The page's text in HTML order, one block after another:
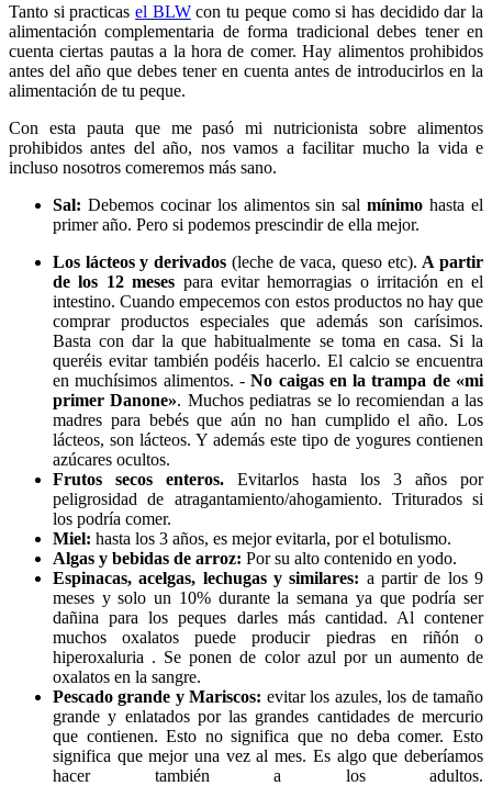
Tanto si practicasel BLWcon tu peque como si has decidido dar la
alimentación complementaria de forma tradicional debes tener en
cuenta ciertas pautas a la hora de comer. Hay alimentos prohibidos
antes del año que debes tener en cuenta antes de introducirlos en la
alimentación de tu peque.
Con esta pauta que me pasó mi nutricionista sobre alimentos
prohibidos antes del año, nos vamos a facilitar mucho la vida e
incluso nosotros comeremos más sano.
Sal: Debemos cocinar los alimentos sin sal mínimo hasta el
primer año. Pero si podemos prescindir de ella mejor.
Los lácteos y derivados (leche de vaca, queso etc). A partir
de los 12 meses para evitar hemorragias o irritación en el
intestino. Cuando empecemos con estos productos no hay que
comprar productos especiales que además son carísimos.
Basta con dar la que habitualmente se toma en casa. Si la
queréis evitar también podéis hacerlo. El calcio se encuentra
en muchí­simos alimentos. -No caigas en la trampa de «mi
primer Danone». Muchos pediatras se lo recomiendan a las
madres para bebés que aún no han cumplido el año. Los
lácteos, son lácteos. Y además este tipo de yogures contienen
azúcares ocultos.
Frutos secos enteros. Evitarlos hasta los 3 años por
peligrosidad de atragantamiento/ahogamiento. Triturados si
los podría comer.
Miel: hasta los 3 años, es mejor evitarla, por el botulismo.
Algas y bebidas de arroz: Por su alto contenido en yodo.
Espinacas, acelgas, lechugas y similares: a partir de los 9
meses y solo un 10% durante la semana ya que podrí­a ser
dañina para los peques darles más cantidad. Al contener
muchos oxalatos puede producir piedras en riñón o
hiperoxaluria . Se ponen de color azul por un aumento de
oxalatos en la sangre.
Pescado grande y Mariscos: evitar los azules, los de tamaño
grande y enlatados por las grandes cantidades de mercurio
que contienen. Esto no significa que no deba comer. Esto
significa que mejor una vez al mes. Es algo que deberíamos
hacer también a los adultos.